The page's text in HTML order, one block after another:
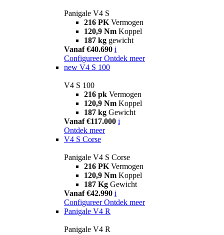
Panigale V4 S
216 PK Vermogen
120,9 Nm Koppel
187 kg gewicht
Vanaf €40.690 i
Configureer Ontdek meer
new V4 S 100
V4 S 100
216 pk Vermogen
120,9 Nm Koppel
187 kg Gewicht
Vanaf €117.000 i
Ontdek meer
V4 S Corse
Panigale V4 S Corse
216 PK Vermogen
120,9 Nm Koppel
187 Kg Gewicht
Vanaf €42.990 i
Configureer Ontdek meer
Panigale V4 R
Panigale V4 R